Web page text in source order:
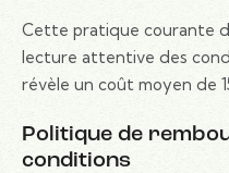
Cette pratique courante
lecture attentive des
révèle un coût moyen de
Politique de
conditions